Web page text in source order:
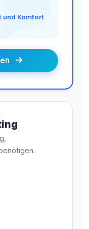
und Komfort